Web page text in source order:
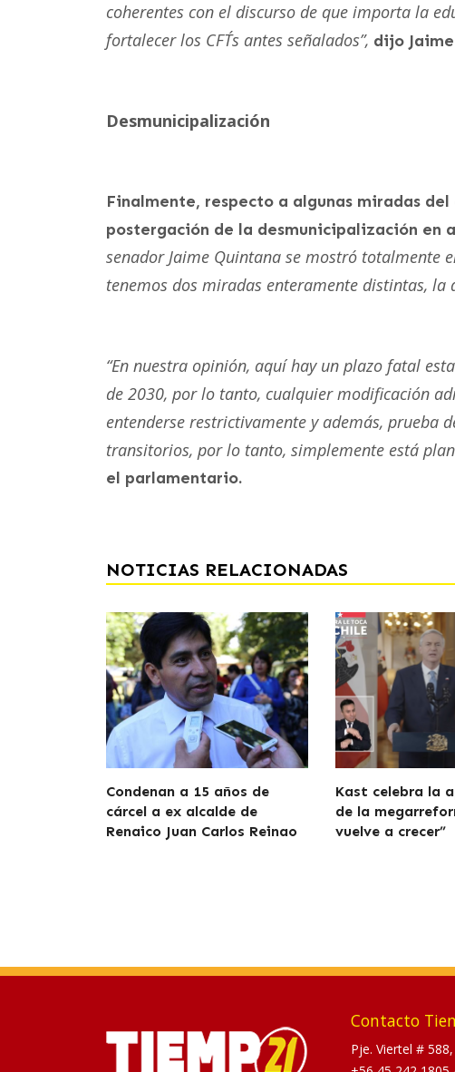
coherentes con el discurso de que importa la
fortalecer los CFT´s antes señalados”, dijo
Desmunicipalización
Finalmente, respecto a algunas miradas
postergación de la desmunicipalización en
senador Jaime Quintana se mostró totalmente
tenemos dos miradas enteramente distintas, la
“En nuestra opinión, aquí hay un plazo fatal
de 2030, por lo tanto, cualquier modificación
entenderse restrictivamente y además, prueba
transitorios, por lo tanto, simplemente está
el parlamentario.
NOTICIAS RELACIONADAS
Condenan a 15 años de
cárcel a ex alcalde de
Renaico Juan Carlos Reinao
Kast celebra la
de la
vuelve a crecer”
Contacto
Pje. Viertel #